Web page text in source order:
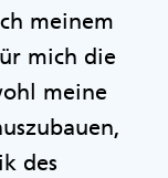
meinem
mich die
meine
des